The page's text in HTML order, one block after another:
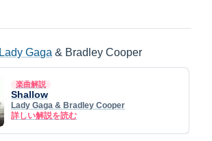
Lady Gaga & Bradley Cooper
楽曲解説
Shallow
Lady Gaga & Bradley Cooper
詳しい解説を読む